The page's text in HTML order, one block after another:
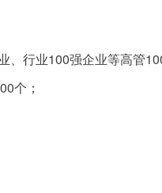
行业100强企业等高管
个；